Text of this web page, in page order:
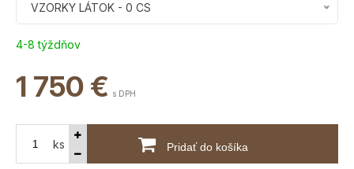
VZORKY LÁTOK - 0 CS
4-8 týždňov
1 750 € s DPH
ks Pridať do košíka